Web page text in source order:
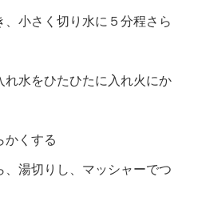
小さく切り水に５分程さら
水をひたひたに入れ火にか
かくする
湯切りし、マッシャーでつ